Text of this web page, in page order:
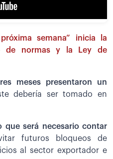
semana” inicia la
de normas y la Ley de
meses presentaron un
debería ser tomado en
que será necesario contar
futuros bloqueos de
al sector exportador e